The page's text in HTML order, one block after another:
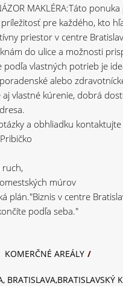
MAKLÉRA:Táto
pre každého, kto
priestor v centre
do ulice a možnosti
podľa vlastných potrieb je
alebo
aj vlastné kúrenie, dobrá
a obhliadku
ruch,
múrov
plán."Biznis v centre
podľa seba."
KOMERČNÉ AREÁLY
BRATISLAVA,BRATISLAVSKÝ